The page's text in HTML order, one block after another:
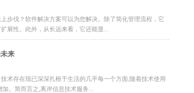
步伐？软件解决方案可以为您解决。除了简化管理流程，它
展性。此外，从长远来看，它还能显...
来
术存在现已深深扎根于生活的几乎每一个方面;随着技术使用
。简而言之,离岸信息技术服务...